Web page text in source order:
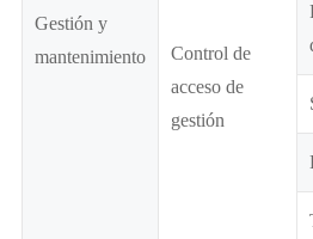
Gestión y
mantenimiento
Control de
acceso de
gestión